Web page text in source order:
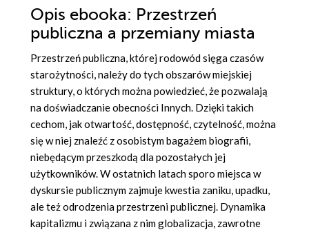
Opis ebooka: Przestrzeń
publiczna a przemiany miasta
Przestrzeń publiczna, której rodowód sięga czasów
starożytności, należy do tych obszarów miejskiej
struktury, o których można powiedzieć, że pozwalają
na doświadczanie obecności Innych. Dzięki takich
cechom, jak otwartość, dostępność, czytelność, można
się w niej znaleźć z osobistym bagażem biografii,
niebędącym przeszkodą dla pozostałych jej
użytkowników. W ostatnich latach sporo miejsca w
dyskursie publicznym zajmuje kwestia zaniku, upadku,
ale też odrodzenia przestrzeni publicznej. Dynamika
kapitalizmu i związana z nim globalizacja, zawrotne